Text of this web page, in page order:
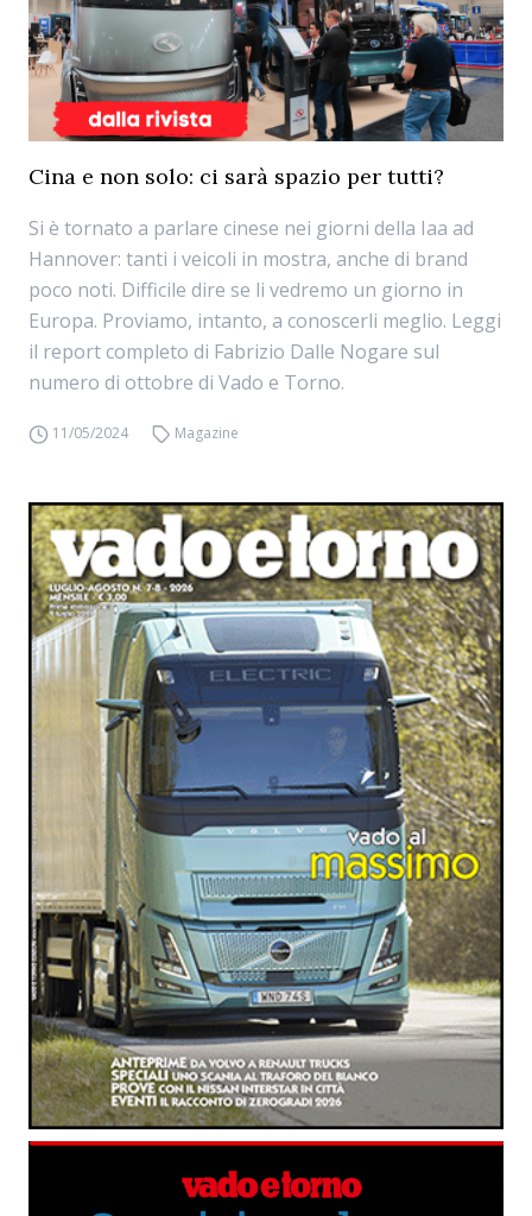
Cina e non solo: ci sarà spazio per tutti?
Si è tornato a parlare cinese nei giorni della Iaa ad
Hannover: tanti i veicoli in mostra, anche di brand
poco noti. Difficile dire se li vedremo un giorno in
Europa. Proviamo, intanto, a conoscerli meglio. Leggi
il report completo di Fabrizio Dalle Nogare sul
numero di ottobre di Vado e Torno.
11/05/2024 Magazine